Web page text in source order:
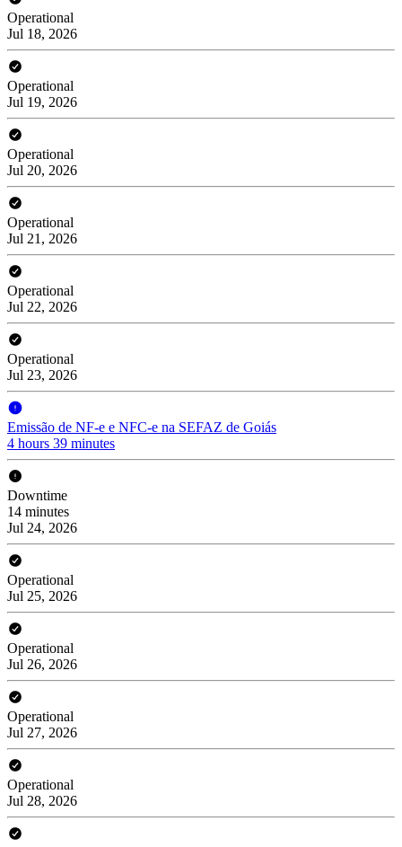
Operational
Jul 18, 2026
Operational
Jul 19, 2026
Operational
Jul 20, 2026
Operational
Jul 21, 2026
Operational
Jul 22, 2026
Operational
Jul 23, 2026
Emissão de NF-e e NFC-e na SEFAZ de Goiás
4 hours 39 minutes
Downtime
14 minutes
Jul 24, 2026
Operational
Jul 25, 2026
Operational
Jul 26, 2026
Operational
Jul 27, 2026
Operational
Jul 28, 2026